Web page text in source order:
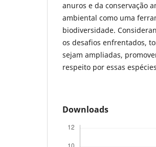
anuros e da conservação
ambiental como uma
biodiversidade.
os desafios enfrentados,
sejam ampliadas,
respeito por essas
Downloads